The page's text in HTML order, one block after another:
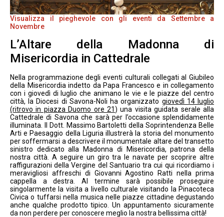
Visualizza il pieghevole con gli eventi da Settembre a
Novembre
L’Altare della Madonna di
Misericordia in Cattedrale
Nella programmazione degli eventi culturali collegati al Giubileo
della Misericordia indetto da Papa Francesco e in collegamento
con i giovedì di luglio che animano le vie e le piazze del centro
città, la Diocesi di Savona-Noli ha organizzato giovedì 14 luglio
(ritrovo in piazza Duomo ore 21) una visita guidata serale alla
Cattedrale di Savona che sarà per l’occasione splendidamente
illuminata. Il Dott. Massimo Bartoletti della Soprintendenza Belle
Arti e Paesaggio della Liguria illustrerà la storia del monumento
per soffermarsi a descrivere il monumentale altare del transetto
sinistro dedicato alla Madonna di Misericordia, patrona della
nostra città. A seguire un giro tra le navate per scoprire altre
raffigurazioni della Vergine del Santuario tra cui qui ricordiamo i
meravigliosi affreschi di Giovanni Agostino Ratti nella prima
cappella a destra. Al termine sarà possibile proseguire
singolarmente la visita a livello culturale visitando la Pinacoteca
Civica o tuffarsi nella musica nelle piazze cittadine degustando
anche qualche prodotto tipico. Un appuntamento sicuramente
da non perdere per conoscere meglio la nostra bellissima città!